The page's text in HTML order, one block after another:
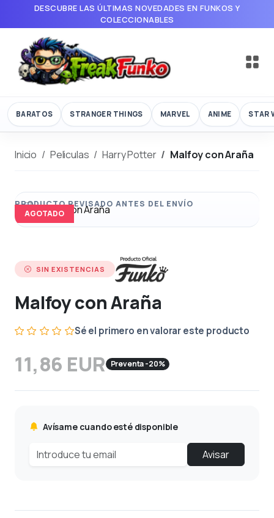
DESCUBRE LAS ÚLTIMAS NOVEDADES EN FUNKOS Y
COLECCIONABLES
BARATOS STRANGER THINGS MARVEL ANIME STAR
Inicio Peliculas Harry Potter Malfoy con Araña
AGOTADO
SIN EXISTENCIAS
Malfoy con Araña
Sé el primero en valorar este producto
11,86 EUR Preventa -20%
Avísame cuando esté disponible
Avisar